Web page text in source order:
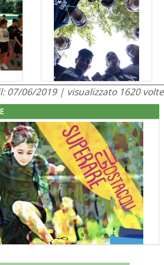
07/06/2019 | visualizzato 1620 volte